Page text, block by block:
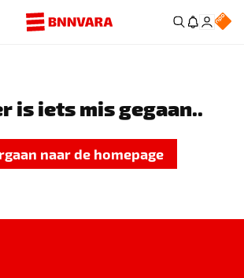
is iets mis gegaan..
naar de homepage